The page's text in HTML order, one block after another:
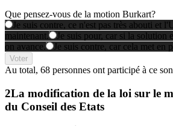
Que pensez-vous de la motion Burkart?
Je suis contre, ce n'est pas très abouti et
maintenant.
Je suis pour, car si la solution
on avance.
Je suis contre, car cela met en
Voter
Au total, 68 personnes ont participé à ce
La modification de la loi sur le
du Conseil des Etats